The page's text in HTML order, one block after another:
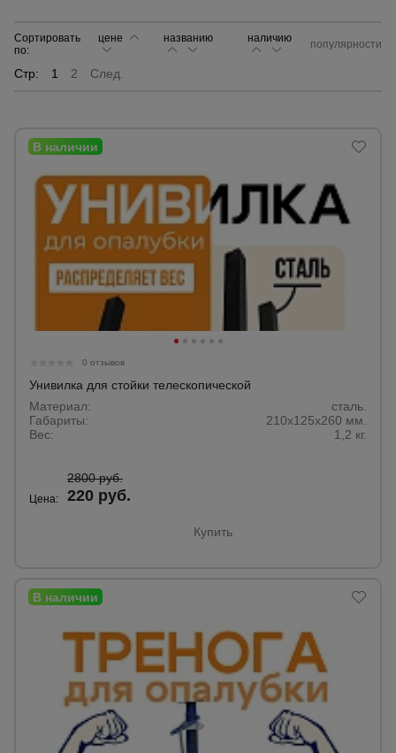
Сортировать
по:
цене названию наличию популярности
Стр: 1 2 След.
0 отзывов
Унивилка для стойки телескопической
Материал:
сталь.
Габариты:
210x125x260 мм.
Вес:
1,2 кг.
Цена:
2800 руб.
220 руб.
Купить
брезенты
Грузоподъемное
оборудование
Мусоропровод
строительный
Фанера
ламинированная
Оборудование
для бетонных
работ
Каталог
всех
товаров